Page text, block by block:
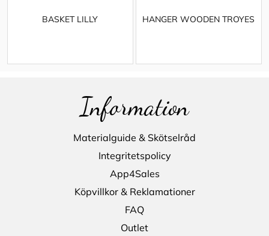
BASKET LILLY HANGER WOODEN TROYES
Information
Materialguide & Skötselråd
Integritetspolicy
App4Sales
Köpvillkor & Reklamationer
FAQ
Outlet